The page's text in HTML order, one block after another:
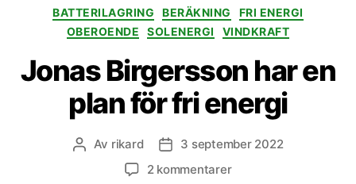
Kategorier
BATTERILAGRING BERÄKNING
FRI ENERGI
OBEROENDE
SOLENERGI VINDKRAFT
Jonas Birgersson har en
plan för fri energi
Inläggsförfattare
Av rikard Inläggsdatum
3 september 2022
2 kommentarertill